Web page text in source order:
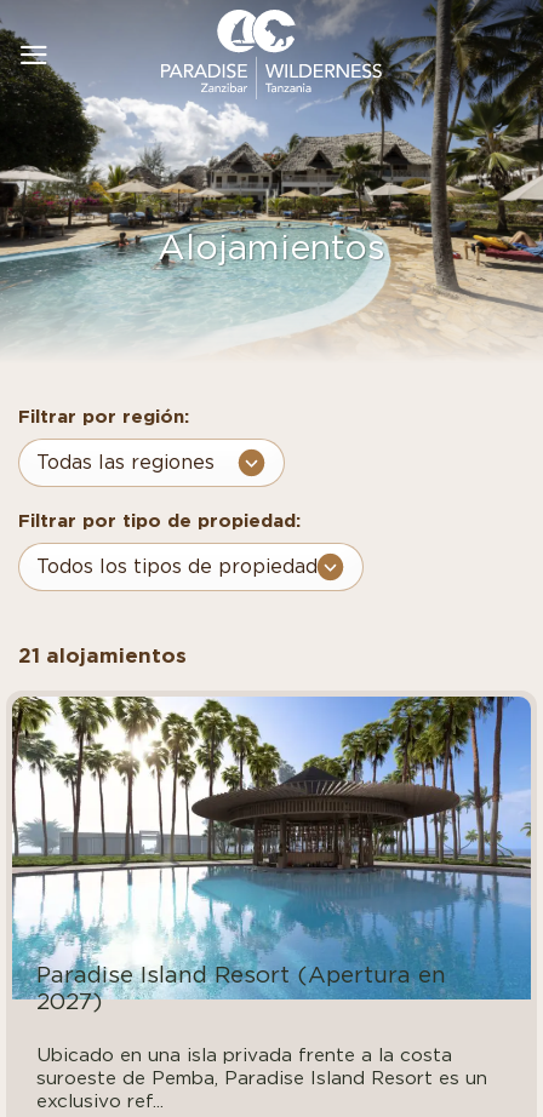
Saltar
al
contenido
Alojamientos
Filtrar por región:
Filtrar por tipo de propiedad:
21 alojamientos
Paradise Island Resort (Apertura en
2027)
Ubicado en una isla privada frente a la costa
suroeste de Pemba, Paradise Island Resort es un
exclusivo ref...